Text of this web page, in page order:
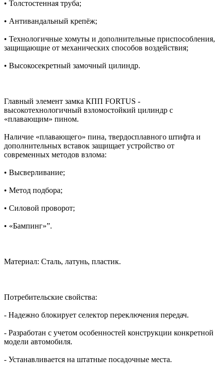
• Толстостенная труба;
• Антивандальный крепёж;
• Технологичные хомуты и дополнительные приспособления,
защищающие от механических способов воздействия;
• Высокосекретный замочный цилиндр.
Главный элемент замка КПП FORTUS -
высокотехнологичный взломостойкий цилиндр c
«плавающим» пином.
Наличие «плавающего» пина, твердосплавного штифта и
дополнительных вставок защищает устройство от
современных методов взлома:
• Высверливание;
• Метод подбора;
• Силовой проворот;
• «Бампинг»”.
Материал: Сталь, латунь, пластик.
Потребительские свойства:
- Надежно блокирует селектор переключения передач.
- Разработан с учетом особенностей конструкции конкретной
модели автомобиля.
- Устанавливается на штатные посадочные места.